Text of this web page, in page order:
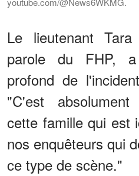
Le lieutenant
parole du FHP,
profond de
"C'est
cette famille qui est
nos enquêteurs qui
ce type de scène."